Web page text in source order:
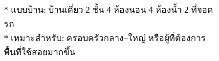
* แบบบ้าน: บ้านเดี่ยว 2 ชั้น 4 ห้องนอน 4 ห้องน้ำ 2 ที่จอด
รถ
* เหมาะสำหรับ: ครอบครัวกลาง–ใหญ่ หรือผู้ที่ต้องการ
พื้นที่ใช้สอยมากขึ้น